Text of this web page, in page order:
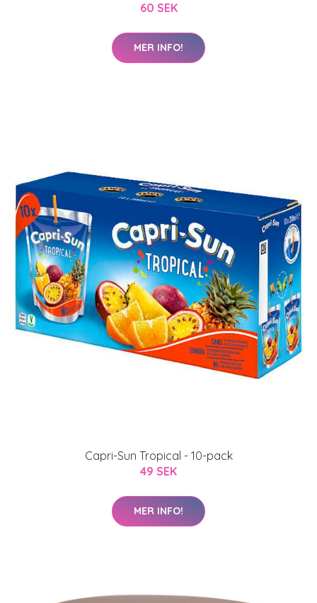
60 SEK
MER INFO!
Capri-Sun Tropical - 10-pack
49 SEK
MER INFO!